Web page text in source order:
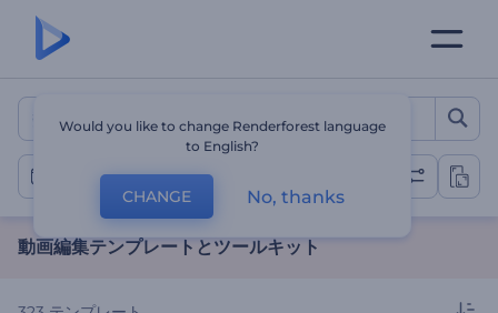
動画編集テンプレートとツー
動画編集
動画編集テンプレートとツールキット
Would you like to change Renderforest language
to English?
CHANGE No, thanks